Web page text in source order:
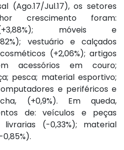
(Ago.17/Jul.17), os setores
crescimento foram:
móveis e
vestuário e calçados
(+2,06%); artigos
acessórios em couro;
pesca; material esportivo;
e periféricos e
(+0,9%). Em queda,
de: veículos e peças
(-0,33%); material